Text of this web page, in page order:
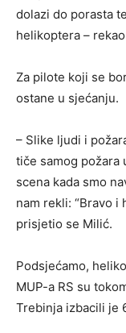
dolazi do porasta
helikoptera –
Za pilote koji se
ostane u sjećanju.
– Slike ljudi i
tiče samog požara
scena kada smo
nam rekli: “Bravo i
prisjetio se Milić.
Podsjećamo,
MUP-a RS su
Trebinja izbacili je